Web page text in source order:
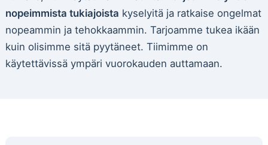
nopeimmista tukiajoista kyselyitä ja ratkaise ongelmat
nopeammin ja tehokkaammin. Tarjoamme tukea ikään
kuin olisimme sitä pyytäneet. Tiimimme on
käytettävissä ympäri vuorokauden auttamaan.